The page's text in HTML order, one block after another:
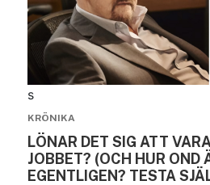
s
KRÖNIKA
LÖNAR DET SIG ATT
JOBBET? (OCH HUR OND
EGENTLIGEN? TESTA